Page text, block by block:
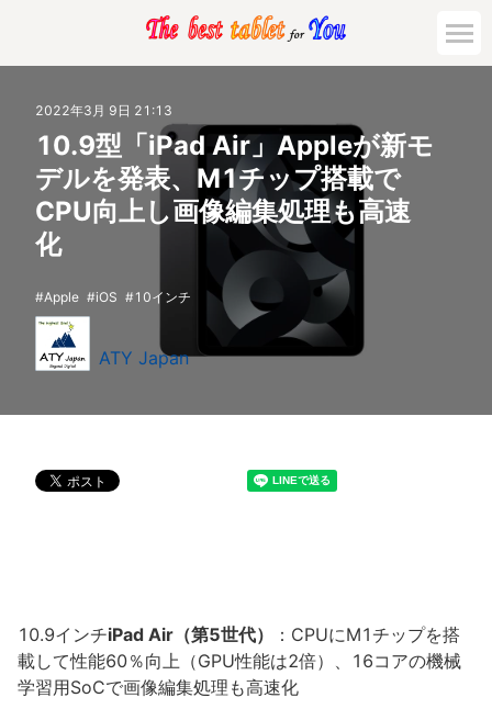
2022年3月 9日 21:13
10.9型「iPad Air」Appleが新モ
デルを発表、M1チップ搭載で
CPU向上し画像編集処理も高速
化
Apple iOS 10インチ
ATY Japan
10.9インチiPad Air（第5世代）
：CPUにM1チップを搭
載して性能60％向上（GPU性能は2倍）、16コアの機械
学習用SoCで画像編集処理も高速化